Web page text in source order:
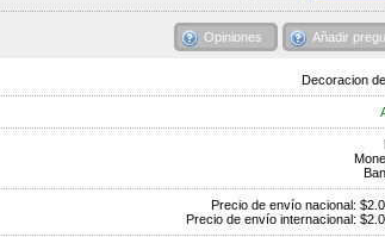
Opiniones Añadir
Decoracion
Precio de envío nacional:
Precio de envío internacional: